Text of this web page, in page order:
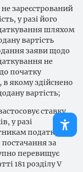
зареєстрований
у разі його
шляхом
вартість
заяви щодо
не
початку
в якому здійснено
вартість;
ставку
у разі
податку на
постачання за
перевищує
181 розділу V